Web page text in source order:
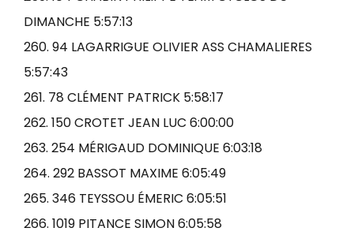
DIMANCHE 5:57:13
260. 94 LAGARRIGUE OLIVIER ASS CHAMALIERES
5:57:43
261. 78 CLÉMENT PATRICK 5:58:17
262. 150 CROTET JEAN LUC 6:00:00
263. 254 MÉRIGAUD DOMINIQUE 6:03:18
264. 292 BASSOT MAXIME 6:05:49
265. 346 TEYSSOU ÉMERIC 6:05:51
266. 1019 PITANCE SIMON 6:05:58